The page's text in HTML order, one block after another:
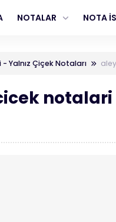
NOTALAR NOTA
- Yalnız Çiçek Notaları
notalari